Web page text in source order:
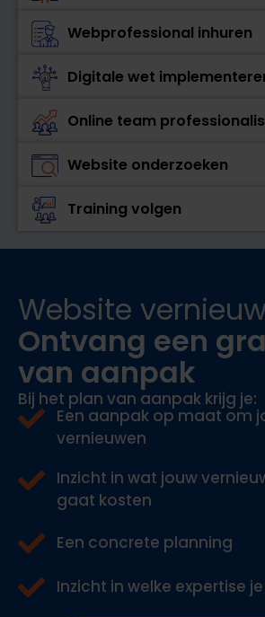
Webprofessional inhuren
Digitale wet
Online team
Website onderzoeken
Training volgen
Website
Ontvang een
van aanpak
Bij het plan van aanpak krijg je:
Een aanpak op maat om
vernieuwen
Inzicht in wat jouw
gaat kosten
Een concrete planning
Inzicht in welke expertise